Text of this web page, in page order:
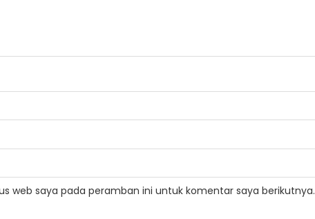
web saya pada peramban ini untuk komentar saya berikutnya.